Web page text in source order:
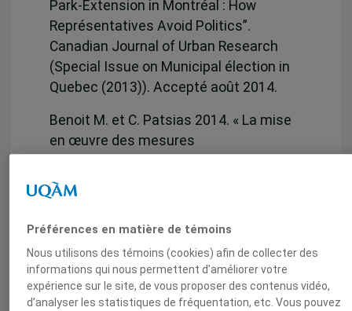
Park-Extension in Montréal : How
Représentatives Avoid Politics”.
Canadian Journal of Urban Research
(Special Issue on Municipal élection in
Quebec (2013)). Accepté août 2014.
Benoit M. et C. Patsias 2014. « La mise
en œuvre des mesures
en France: un élargissement de la
démocratie? L’exemple des régions
Centre et Languedoc-Roussillon ».
A Participatory Democracy? The
Example of the Centre and Roussillon
Regions). The Innovation Journal; The
Préférences en matière de témoins
Nous utilisons des témoins (cookies) afin de collecter des
informations qui nous permettent d’améliorer votre
expérience sur le site, de vous proposer des contenus vidéo,
d’analyser les statistiques de fréquentation, etc. Vous pouvez